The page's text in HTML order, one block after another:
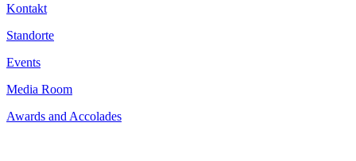
Kontakt
Standorte
Events
Media Room
Awards and Accolades